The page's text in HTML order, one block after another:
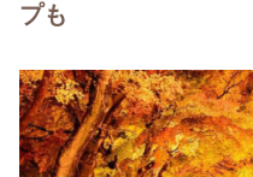
プも